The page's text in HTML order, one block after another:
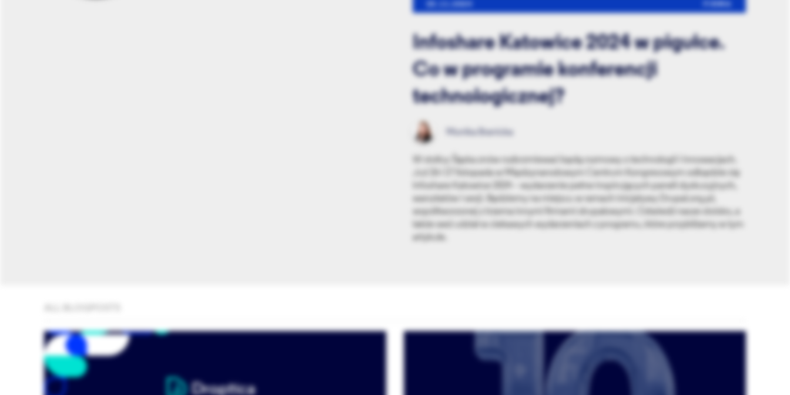
Infoshare Katowice 2024 w pigułce.
Co w programie konferencji
technologicznej?
W stolicy Śląska znów rozbrzmiewać będą rozmowy o technologii i innowacjach.
Już 26 i 27 listopada w Międzynarodowym Centrum Kongresowym odbędzie się
Infoshare Katowice 2024 – wydarzenie pełne inspirujących paneli dyskusyjnych,
warsztatów i sesji. Będziemy na miejscu w ramach inicjatywy Drupal.org.pl,
współtworzonej z trzema innymi firmami drupalowymi. Odwiedź nasze stoisko, a
także weź udział w ciekawych wydarzeniach z programu, które przybliżamy w tym